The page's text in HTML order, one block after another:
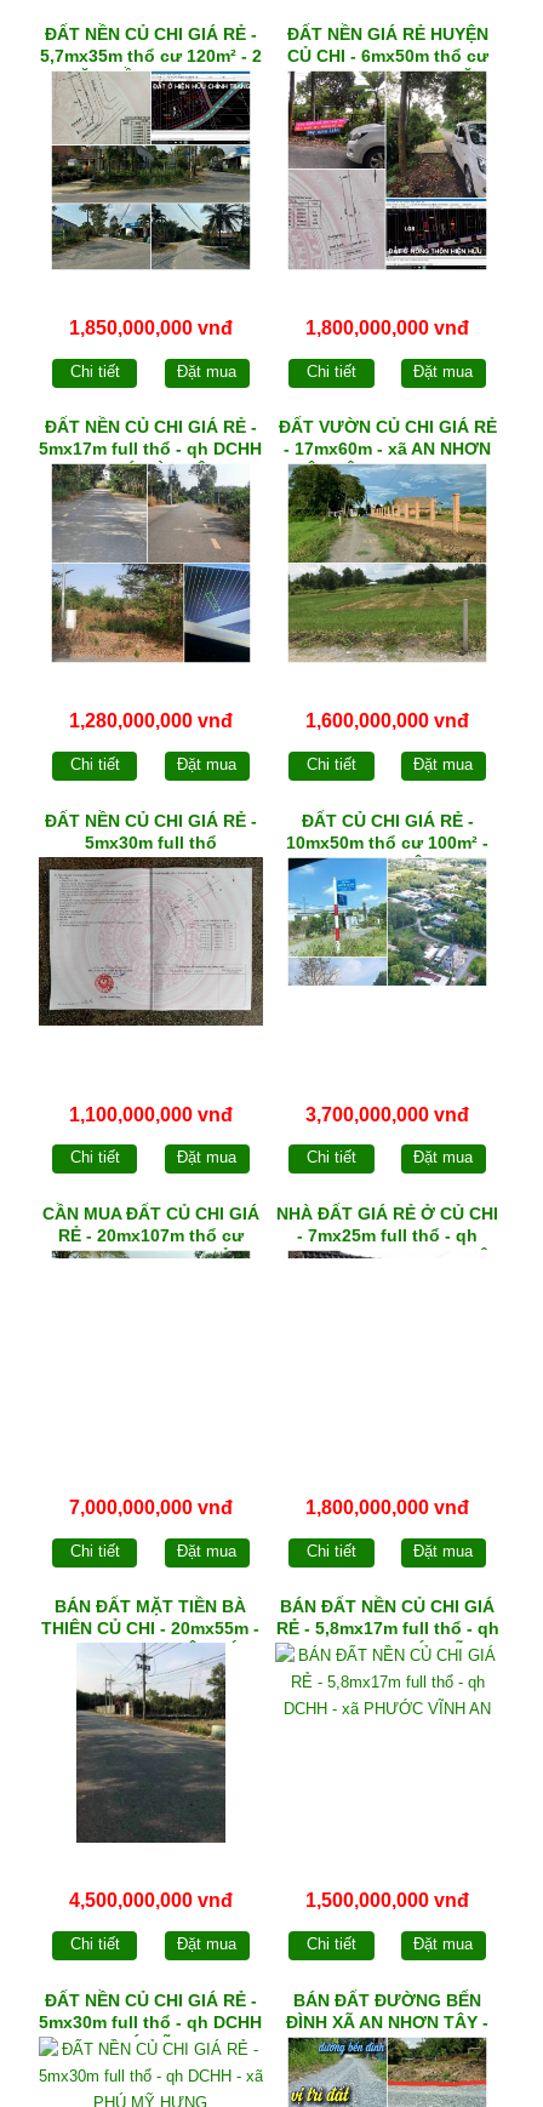
ĐẤT NỀN CỦ CHI GIÁ RẺ -
5,7mx35m thổ cư 120m² - 2
MẶT TIỀN NHỰA - qh
DCHH - xã THÁI MỸ
1,850,000,000 vnđ
Chi tiết Đặt mua
ĐẤT NỀN GIÁ RẺ HUYỆN
CỦ CHI - 6mx50m thổ cư
150m² - qh DCHH - MẶT
TIỀN xã NHUẬN ĐỨC
1,800,000,000 vnđ
Chi tiết Đặt mua
ĐẤT NỀN CỦ CHI GIÁ RẺ -
5mx17m full thổ - qh DCHH
- xã PHÚ HÒA ĐÔNG
1,280,000,000 vnđ
Chi tiết Đặt mua
ĐẤT VƯỜN CỦ CHI GIÁ RẺ
- 17mx60m - xã AN NHƠN
TÂY - Ô tô đến tận nơi
1,600,000,000 vnđ
Chi tiết Đặt mua
ĐẤT NỀN CỦ CHI GIÁ RẺ -
5mx30m full thổ
1,100,000,000 vnđ
Chi tiết Đặt mua
ĐẤT CỦ CHI GIÁ RẺ -
10mx50m thổ cư 100m² -
xã TRUNG LẬP HẠ
3,700,000,000 vnđ
Chi tiết Đặt mua
CẦN MUA ĐẤT CỦ CHI GIÁ
RẺ - 20mx107m thổ cư
300m² - qh KDC - 1/ TỈNH
7,000,000,000 vnđ
Chi tiết Đặt mua
NHÀ ĐẤT GIÁ RẺ Ở CỦ CHI
- 7mx25m full thổ - qh
DCHH - 4 PN + sân đậu Ô
1,800,000,000 vnđ
Chi tiết Đặt mua
BÁN ĐẤT MẶT TIỀN BÀ
THIÊN CỦ CHI - 20mx55m -
qh KDC - xã NHUẬN DỨC
4,500,000,000 vnđ
Chi tiết Đặt mua
BÁN ĐẤT NỀN CỦ CHI GIÁ
RẺ - 5,8mx17m full thổ - qh
DCHH - xã PHƯỚC VĨNH
AN
1,500,000,000 vnđ
Chi tiết Đặt mua
ĐẤT NỀN CỦ CHI GIÁ RẺ -
5mx30m full thổ - qh DCHH
- xã PHÚ MỸ HƯNG
BÁN ĐẤT ĐƯỜNG BẾN
ĐÌNH XÃ AN NHƠN TÂY -
475m² ngang 19,5m - qh
DCKHSX